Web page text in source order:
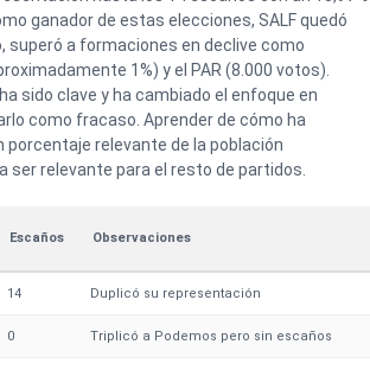
ganador de estas elecciones, SALF quedó
superó a formaciones en declive como
1%) y el PAR (8.000 votos).
sido clave y ha cambiado el enfoque en
como fracaso. Aprender de cómo ha
relevante de la población
relevante para el resto de partidos.
Escaños Observaciones
14 Duplicó su representación
0 Triplicó a Podemos pero sin escaños